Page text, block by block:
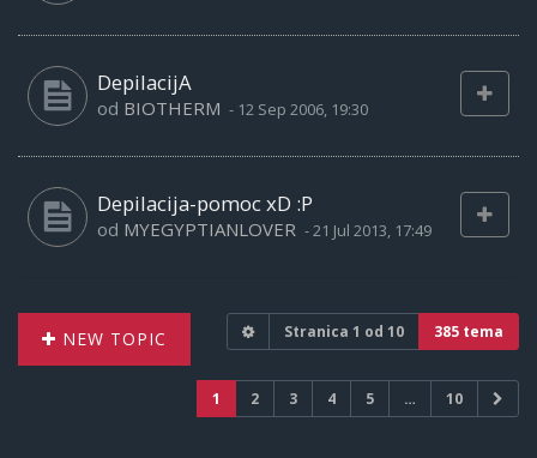
DepilacijA
od BIOTHERM - 12 Sep 2006, 19:30
Depilacija-pomoc xD :P
od MYEGYPTIANLOVER -21 Jul 2013, 17:49
NEW TOPIC Stranica 1 od 10 385 tema
1 2 3 4 5 … 10